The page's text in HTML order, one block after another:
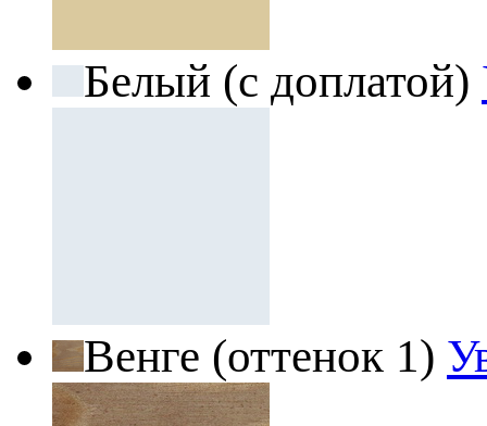
Белый (с доплатой)
Венге (оттенок 1)